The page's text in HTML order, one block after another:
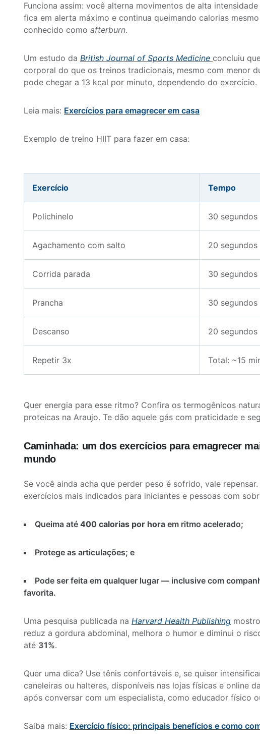
Funciona assim: você alterna movimentos de alta
fica em alerta máximo e continua queimando calorias
conhecido como afterburn.
Um estudo da British Journal of Sports Medicine concluiu
corporal do que os treinos tradicionais, mesmo com menor
pode chegar a 13 kcal por minuto, dependendo do exercício.
Leia mais: Exercícios para emagrecer em casa
Exemplo de treino HIIT para fazer em casa:
Exercício Tempo
Polichinelo 30 segundos
Agachamento com salto 20 segundos
Corrida parada 30 segundos
Prancha 30 segundos
Descanso 20 segundos
Repetir 3x Total: ~15
Quer energia para esse ritmo? Confira os termogênicos
proteicas na Araujo. Te dão aquele gás com praticidade e
Caminhada: um dos exercícios para emagrecer
mundo
Se você ainda acha que perder peso é sofrido, vale
exercícios mais indicados para iniciantes e pessoas com
Queima até 400 calorias por hora em ritmo acelerado;
Protege as articulações; e
Pode ser feita em qualquer lugar — inclusive com
favorita.
Uma pesquisa publicada na Harvard Health Publishing
reduz a gordura abdominal, melhora o humor e diminui o
até 31%.
Quer uma dica? Use tênis confortáveis e, se quiser
caneleiras ou halteres, disponíveis nas lojas físicas e online
após conversar com um especialista, como educador físico
Saiba mais: Exercício físico: principais benefícios e como